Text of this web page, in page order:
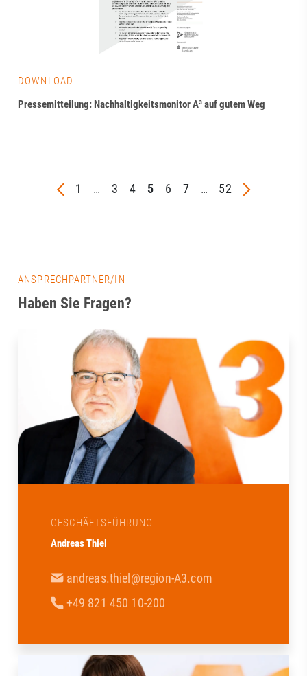
DOWNLOAD
Pressemitteilung: Nachhaltigkeitsmonitor A³ auf gutem Weg
1 … 3 4 5 6 7 … 52
ANSPRECHPARTNER/IN
Haben Sie Fragen?
GESCHÄFTSFÜHRUNG
Andreas Thiel
andreas.thiel@region-A3.com
+49 821 450 10-200